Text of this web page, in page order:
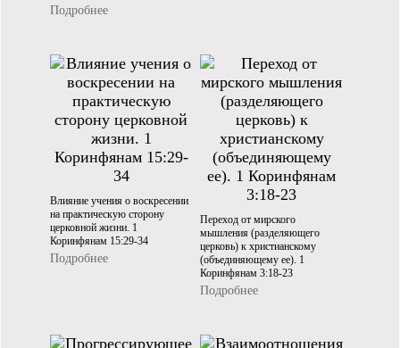
Подробнее
Влияние учения о воскресении
на практическую сторону
церковной жизни. 1
Коринфянам 15:29-34
Подробнее
Переход от мирского
мышления (разделяющего
церковь) к христианскому
(объединяющему ее). 1
Коринфянам 3:18-23
Подробнее